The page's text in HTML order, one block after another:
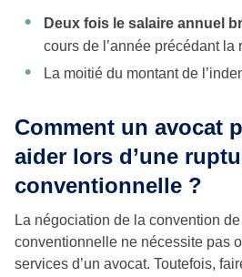
Deux fois le salaire annuel
cours de l’année précédant la
La moitié du montant de
Comment un avocat
aider lors d’une
conventionnelle ?
La négociation de la convention
conventionnelle ne nécessite pas
services d’un avocat. Toutefois,